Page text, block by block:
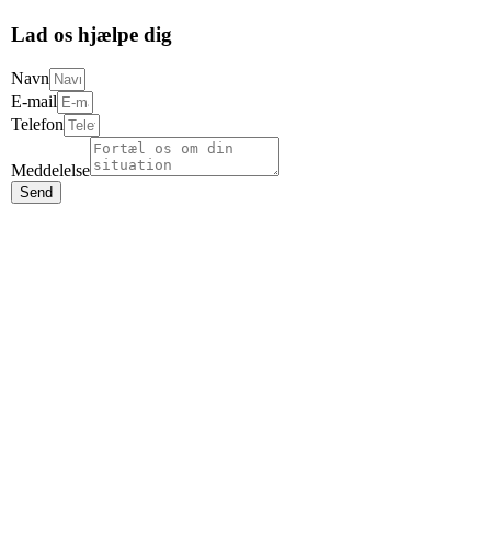
Lad os hjælpe dig
Navn
E-mail
Telefon
Meddelelse
Send